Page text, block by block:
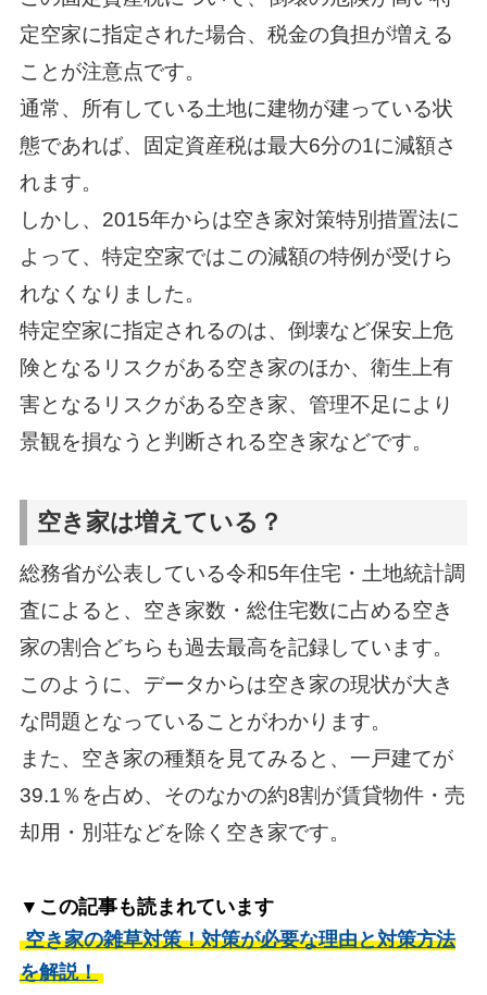
定空家に指定された場合、税金の負担が増える
ことが注意点です。
通常、所有している土地に建物が建っている状
態であれば、固定資産税は最大6分の1に減額さ
れます。
しかし、2015年からは空き家対策特別措置法に
よって、特定空家ではこの減額の特例が受けら
れなくなりました。
特定空家に指定されるのは、倒壊など保安上危
険となるリスクがある空き家のほか、衛生上有
害となるリスクがある空き家、管理不足により
景観を損なうと判断される空き家などです。
空き家は増えている？
総務省が公表している令和5年住宅・土地統計調
査によると、空き家数・総住宅数に占める空き
家の割合どちらも過去最高を記録しています。
このように、データからは空き家の現状が大き
な問題となっていることがわかります。
また、空き家の種類を見てみると、一戸建てが
39.1％を占め、そのなかの約8割が賃貸物件・売
却用・別荘などを除く空き家です。
▼この記事も読まれています
空き家の雑草対策！対策が必要な理由と対策方法
を解説！